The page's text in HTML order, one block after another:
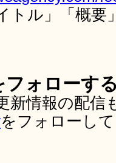
トル」「概要
フォローす
新情報の配
をフォローし